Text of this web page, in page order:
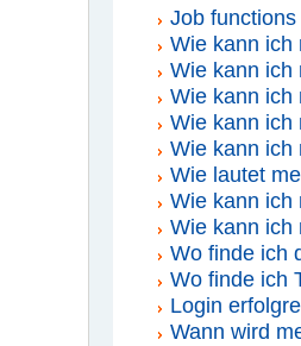
Job
Wie kann ich
Wie kann ich
Wie kann ich
Wie kann ich
Wie kann ich
Wie lautet
Wie kann ich
Wie kann ich
Wo finde ich
Wo finde ich
Login
Wann wird